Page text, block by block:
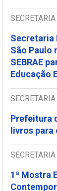
Secretaria
São Paulo
SEBRAE
Educação
Prefeitura
livros
1ª Mostra